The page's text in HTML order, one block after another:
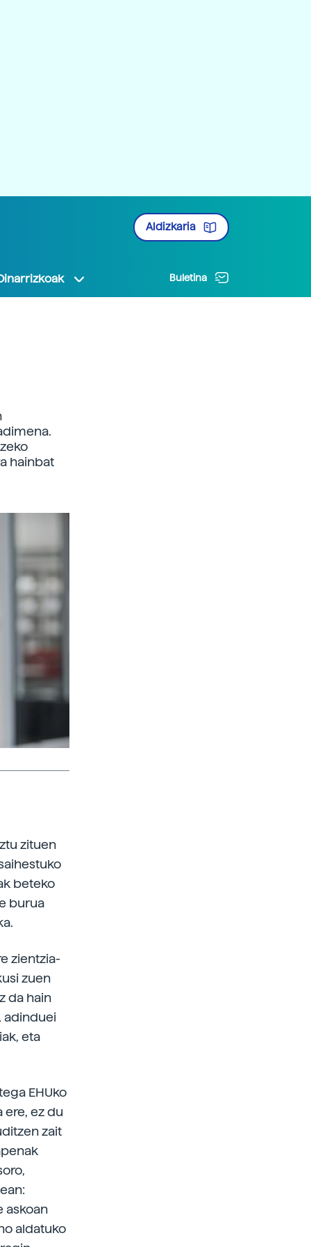
Aldizkaria
Buletina
hainbat
zituen
beteko
burua
zientzia-
zuen
da hain
adinduei
eta
EHUko
ere, ez du
zait
askoan
aldatuko